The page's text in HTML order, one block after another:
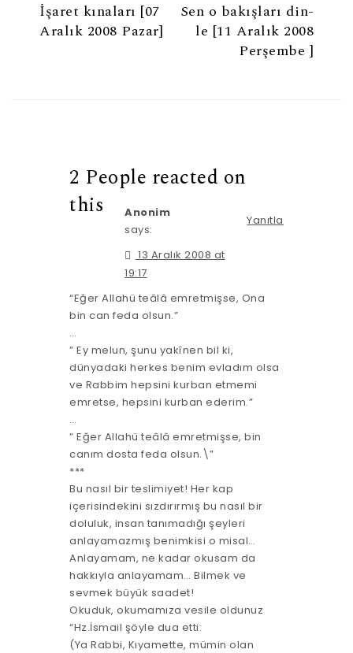
İşaret kınaları [07
Aralık 2008 Pazar]
Sen o ba­kış­la­rı din­
le [11 Aralık 2008
Perşembe ]
2 People reacted on
this
Yanıtla
Anonim
says:
13 Aralık 2008 at
19:17
“Eğer Allahü teâlâ emretmişse, Ona
bin can feda olsun.”
…
” Ey melun, şunu yakînen bil ki,
dünyadaki herkes benim evladım olsa
ve Rabbim hepsini kurban etmemi
emretse, hepsini kurban ederim.”
…
” Eğer Allahü teâlâ emretmişse, bin
canım dosta feda olsun.\”
***
Bu nasıl bir teslimiyet! Her kap
içerisindekini sızdırırmış bu nasıl bir
doluluk, insan tanımadığı şeyleri
anlayamazmış benimkisi o misal…
Anlayamam, ne kadar okusam da
hakkıyla anlayamam… Bilmek ve
sevmek büyük saadet!
Okuduk, okumamıza vesile oldunuz
“Hz.İsmail şöyle dua etti:
(Ya Rabbi, Kıyamette, mümin olan